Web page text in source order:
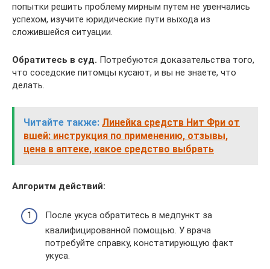
попытки решить проблему мирным путем не увенчались
успехом, изучите юридические пути выхода из
сложившейся ситуации.
Обратитесь в суд. Потребуются доказательства того,
что соседские питомцы кусают, и вы не знаете, что
делать.
Читайте также: Линейка средств Нит Фри от
вшей: инструкция по применению, отзывы,
цена в аптеке, какое средство выбрать
Алгоритм действий:
После укуса обратитесь в медпункт за
квалифицированной помощью. У врача
потребуйте справку, констатирующую факт
укуса.